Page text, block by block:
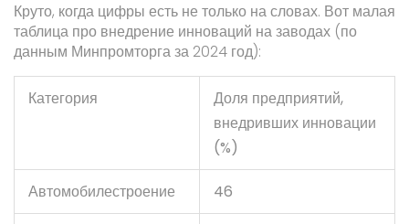
Круто, когда цифры есть не только на словах. Вот малая
таблица про внедрение инноваций на заводах (по
данным Минпромторга за 2024 год):
Категория
Доля предприятий,
внедривших инновации
(%)
Автомобилестроение 46